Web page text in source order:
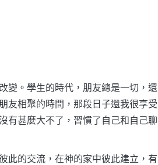
變。學生的時代，朋友總是一切，還
友相聚的時間，那段日子還我很享受
有甚麼大不了，習慣了自己和自己聊
此的交流，在神的家中彼此建立，有